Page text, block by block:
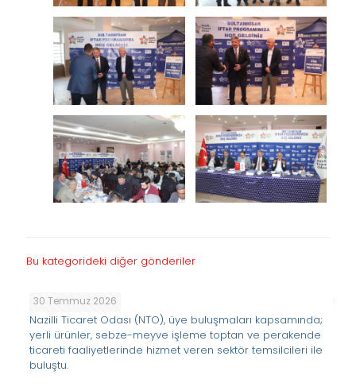
Bu kategorideki diğer gönderiler
30 Temmuz 2026
Nazilli Ticaret Odası (NTO), üye buluşmaları kapsamında;
yerli ürünler, sebze-meyve işleme toptan ve perakende
ticareti faaliyetlerinde hizmet veren sektör temsilcileri ile
buluştu.